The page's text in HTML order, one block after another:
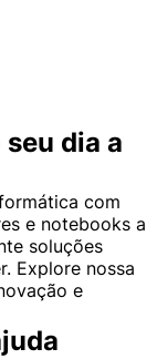
dia a
com
e notebooks a
soluções
Explore nossa
e